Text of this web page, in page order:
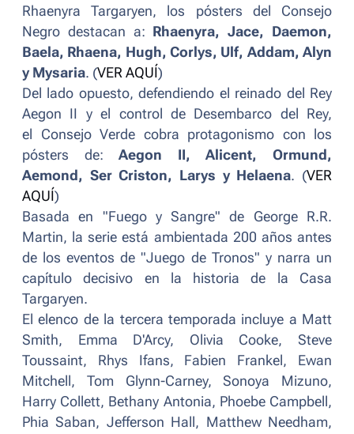
Rhaenyra Targaryen, los pósters del Consejo
Negro destacan a: Rhaenyra, Jace, Daemon,
Baela, Rhaena, Hugh, Corlys, Ulf, Addam, Alyn
y Mysaria. (VER AQUÍ)
Del lado opuesto, defendiendo el reinado del Rey
Aegon II y el control de Desembarco del Rey,
el Consejo Verde cobra protagonismo con los
pósters de:Aegon II, Alicent, Ormund,
Aemond, Ser Criston, Larys y Helaena. (VER
AQUÍ)
Basada en "Fuego y Sangre" de George R.R.
Martin, la serie está ambientada 200 años antes
de los eventos de "Juego de Tronos" y narra un
capítulo decisivo en la historia de la Casa
Targaryen.
El elenco de la tercera temporada incluye a Matt
Smith, Emma D'Arcy, Olivia Cooke, Steve
Toussaint, Rhys Ifans, Fabien Frankel, Ewan
Mitchell, Tom Glynn-Carney, Sonoya Mizuno,
Harry Collett, Bethany Antonia, Phoebe Campbell,
Phia Saban, Jefferson Hall, Matthew Needham,